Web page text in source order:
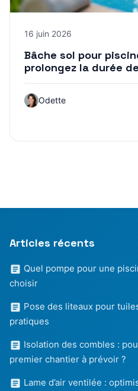
16 juin 2026
Bâche sol pour
prolongez la durée
Odette
Articles récents
Quel pompe pour une
choisir
Pose des liteaux pour
pratiques
Isolation des combles :
premier chantier à prévoir ?
Lame d’air ventilée :